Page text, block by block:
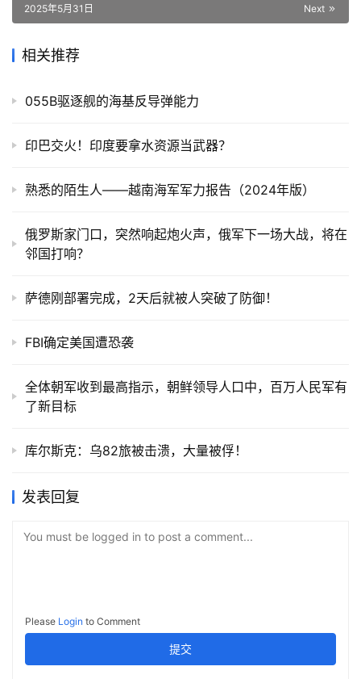
Next
2025年5月31日
相关推荐
055B驱逐舰的海基反导弹能力
印巴交火！印度要拿水资源当武器？
熟悉的陌生人——越南海军军力报告（2024年版）
俄罗斯家门口，突然响起炮火声，俄军下一场大战，将在
邻国打响？
萨德刚部署完成，2天后就被人突破了防御！
FBI确定美国遭恐袭
全体朝军收到最高指示，朝鲜领导人口中，百万人民军有
了新目标
库尔斯克：乌82旅被击溃，大量被俘！
发表回复
You must be logged in to post a comment...
Please Login to Comment
提交